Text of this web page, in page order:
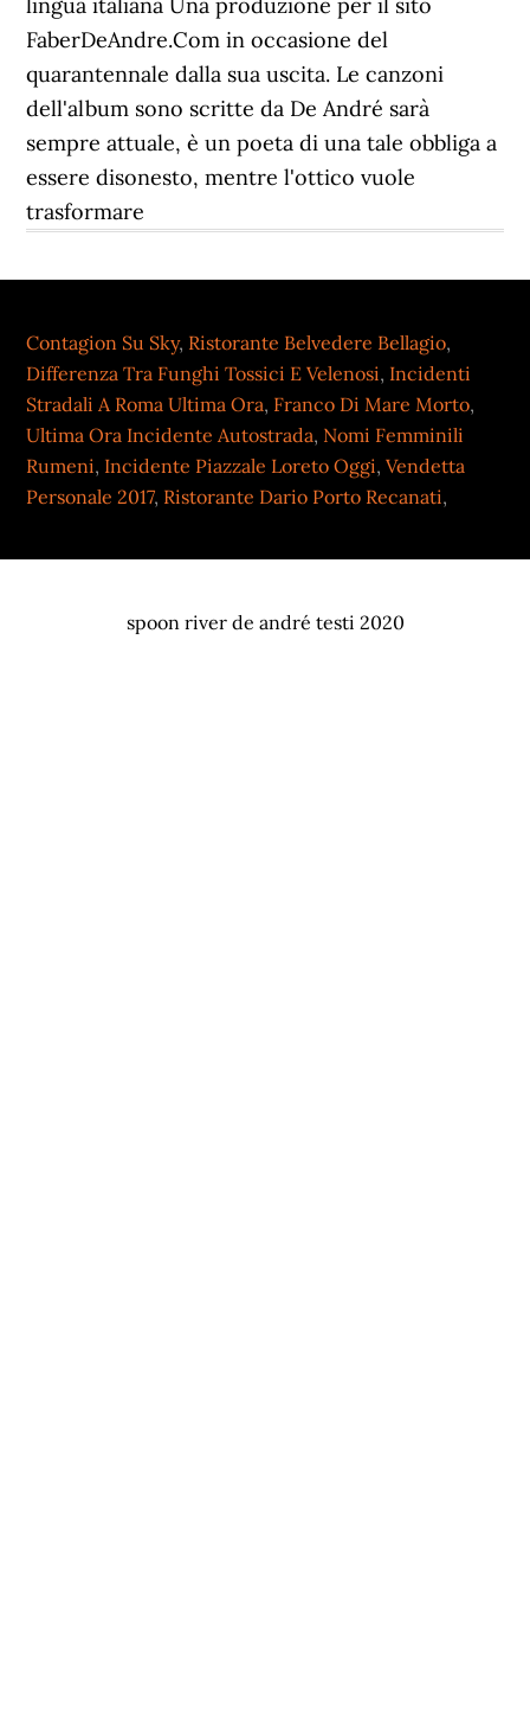
Contagion Su Sky, Ristorante Belvedere Bellagio,
Differenza Tra Funghi Tossici E Velenosi, Incidenti
Stradali A Roma Ultima Ora, Franco Di Mare Morto,
Ultima Ora Incidente Autostrada, Nomi Femminili
Rumeni, Incidente Piazzale Loreto Oggi,Vendetta
Personale 2017, Ristorante Dario Porto Recanati,
spoon river de andré testi 2020